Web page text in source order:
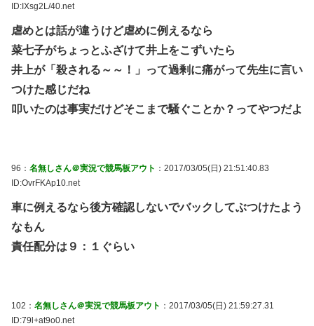
ID:IXsg2L/40.net
虐めとは話が違うけど虐めに例えるなら
菜七子がちょっとふざけて井上をこずいたら
井上が「殺される～～！」って過剰に痛がって先生に言い
つけた感じだね
叩いたのは事実だけどそこまで騒ぐことか？ってやつだよ
96： 名無しさん＠実況で競馬板アウト ：2017/03/05(日) 21:51:40.83
ID:OvrFKAp10.net
車に例えるなら後方確認しないでバックしてぶつけたよう
なもん
責任配分は９：１ぐらい
102： 名無しさん＠実況で競馬板アウト ：2017/03/05(日) 21:59:27.31
ID:79l+at9o0.net